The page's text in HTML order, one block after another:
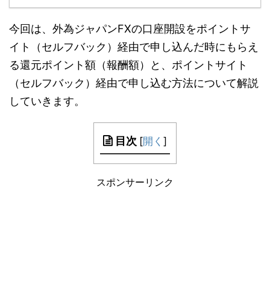
今回は、外為ジャパンFXの口座開設をポイントサ
イト（セルフバック）経由で申し込んだ時にもらえ
る還元ポイント額（報酬額）と、ポイントサイト
（セルフバック）経由で申し込む方法について解説
していきます。
目次 [開く ]
スポンサーリンク